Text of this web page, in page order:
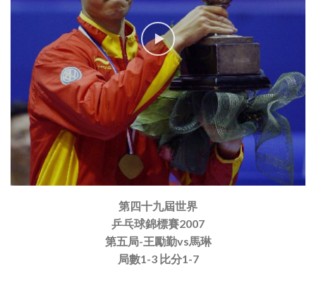
第四十九屆世界
乒乓球錦標賽2007
第五局-王勵勤vs馬琳
局數1-3 比分1-7